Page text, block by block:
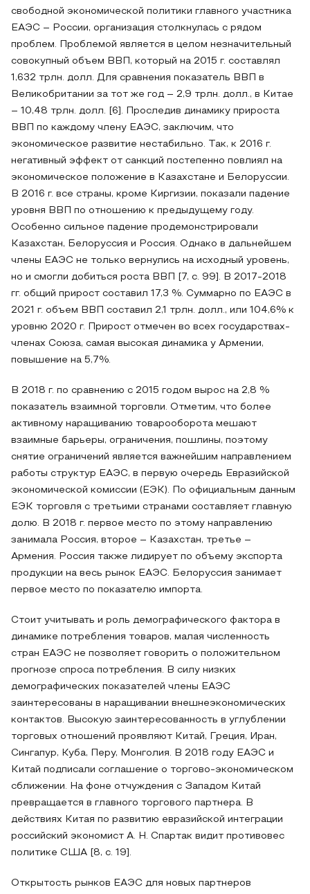
свободной экономической политики главного участника
ЕАЭС – России, организация столкнулась с рядом
проблем. Проблемой является в целом незначительный
совокупный объем ВВП, который на 2015 г. составлял
1,632 трлн. долл. Для сравнения показатель ВВП в
Великобритании за тот же год – 2,9 трлн. долл., в Китае
– 10,48 трлн. долл. [6]. Проследив динамику прироста
ВВП по каждому члену ЕАЭС, заключим, что
экономическое развитие нестабильно. Так, к 2016 г.
негативный эффект от санкций постепенно повлиял на
экономическое положение в Казахстане и Белоруссии.
В 2016 г. все страны, кроме Киргизии, показали падение
уровня ВВП по отношению к предыдущему году.
Особенно сильное падение продемонстрировали
Казахстан, Белоруссия и Россия. Однако в дальнейшем
члены ЕАЭС не только вернулись на исходный уровень,
но и смогли добиться роста ВВП [7, с. 99]. В 2017-2018
гг. общий прирост составил 17,3 %. Суммарно по ЕАЭС в
2021 г. объем ВВП составил 2,1 трлн. долл., или 104,6% к
уровню 2020 г. Прирост отмечен во всех государствах-
членах Союза, самая высокая динамика у Армении,
повышение на 5,7%.
В 2018 г. по сравнению с 2015 годом вырос на 2,8 %
показатель взаимной торговли. Отметим, что более
активному наращиванию товарооборота мешают
взаимные барьеры, ограничения, пошлины, поэтому
снятие ограничений является важнейшим направлением
работы структур ЕАЭС, в первую очередь Евразийской
экономической комиссии (ЕЭК). По официальным данным
ЕЭК торговля с третьими странами составляет главную
долю. В 2018 г. первое место по этому направлению
занимала Россия, второе – Казахстан, третье –
Армения. Россия также лидирует по объему экспорта
продукции на весь рынок ЕАЭС. Белоруссия занимает
первое место по показателю импорта.
Стоит учитывать и роль демографического фактора в
динамике потребления товаров, малая численность
стран ЕАЭС не позволяет говорить о положительном
прогнозе спроса потребления. В силу низких
демографических показателей члены ЕАЭС
заинтересованы в наращивании внешнеэкономических
контактов. Высокую заинтересованность в углублении
торговых отношений проявляют Китай, Греция, Иран,
Сингапур, Куба, Перу, Монголия. В 2018 году ЕАЭС и
Китай подписали соглашение о торгово-экономическом
сближении. На фоне отчуждения с Западом Китай
превращается в главного торгового партнера. В
действиях Китая по развитию евразийской интеграции
российский экономист А. Н. Спартак видит противовес
политике США [8, с. 19].
Открытость рынков ЕАЭС для новых партнеров